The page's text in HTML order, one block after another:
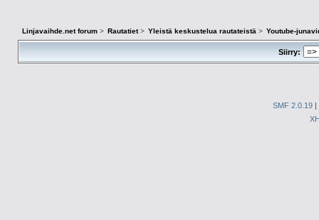
Linjavaihde.net forum> Rautatiet> Yleistä keskustelua rautateistä > Youtube-
Siirry:
SMF 2.0.19 |